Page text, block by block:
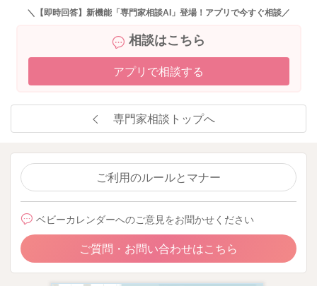
＼【即時回答】新機能「専門家相談AI」登場！アプリで今すぐ相談／
相談はこちら
アプリで相談する
専門家相談トップへ
ご利用のルールとマナー
ベビーカレンダーへのご意見をお聞かせください
ご質問・お問い合わせはこちら